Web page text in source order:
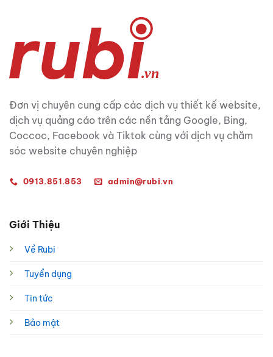
Đơn vị chuyên cung cấp các dịch vụ thiết kế website,
dịch vụ quảng cáo trên các nền tảng Google, Bing,
Coccoc, Facebook và Tiktok cùng với dịch vụ chăm
sóc website chuyên nghiệp
0913.851.853 admin@rubi.vn
Giới Thiệu
Về Rubi
Tuyển dụng
Tin tức
Bảo mật